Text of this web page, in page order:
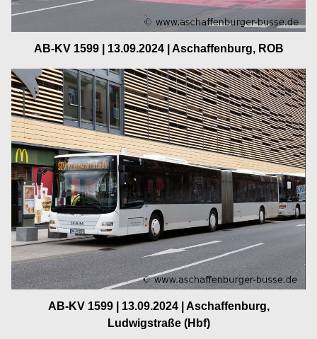
AB-KV 1599 | 13.09.2024 | Aschaffenburg, ROB
AB-KV 1599 | 13.09.2024 | Aschaffenburg,
Ludwigstraße (Hbf)